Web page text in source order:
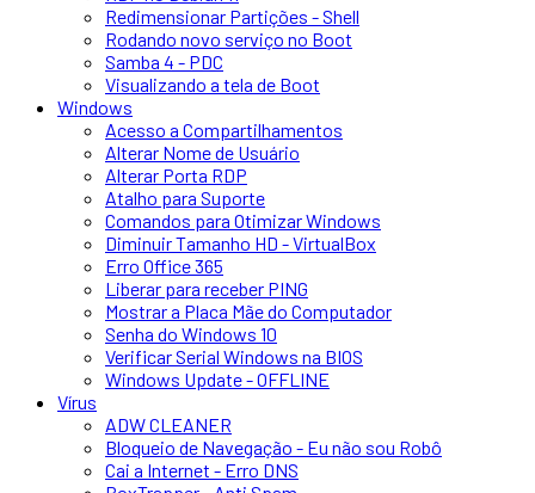
Redimensionar Partições - Shell
Rodando novo serviço no Boot
Samba 4 - PDC
Visualizando a tela de Boot
Windows
Acesso a Compartilhamentos
Alterar Nome de Usuário
Alterar Porta RDP
Atalho para Suporte
Comandos para Otimizar Windows
Diminuir Tamanho HD - VirtualBox
Erro Office 365
Liberar para receber PING
Mostrar a Placa Mãe do Computador
Senha do Windows 10
Verificar Serial Windows na BIOS
Windows Update - OFFLINE
Vírus
ADW CLEANER
Bloqueio de Navegação - Eu não sou Robô
Cai a Internet - Erro DNS